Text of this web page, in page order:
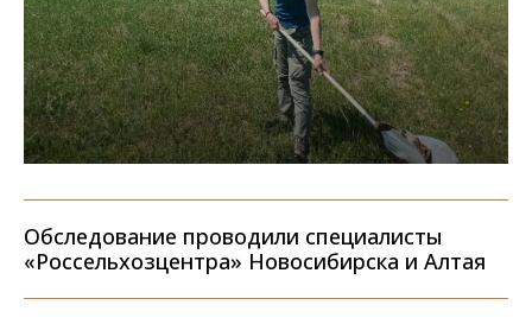
Обследование проводили специалисты
«Россельхозцентра» Новосибирска и Алтая